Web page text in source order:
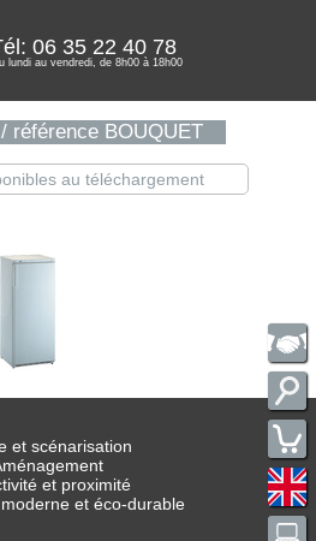
06 35 22 40 78
lundi au vendredi, de 8h00 à 18h00
référence BOUQUET
au téléchargement
et scénarisation
et proximité
et éco-durable